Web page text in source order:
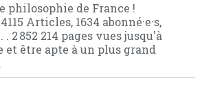
philosophie de France !
Articles, 1634 abonné·e·s,
. 2 852 214 pages vues jusqu'à
et être apte à un plus grand